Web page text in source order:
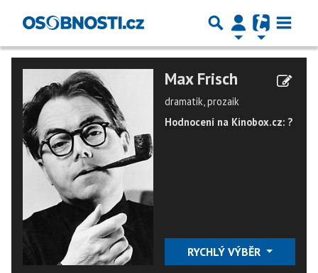
Max Frisch
dramatik, prozaik
Hodnocení na Kinobox.cz: ?
RYCHLÝ VÝBĚR